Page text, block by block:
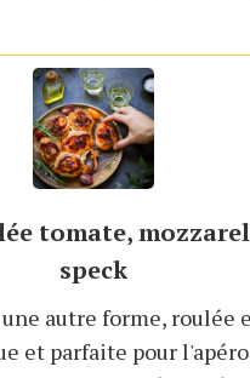
tomate,
speck
autre forme, roulée
et parfaite pour